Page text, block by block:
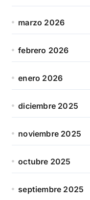
marzo 2026
febrero 2026
enero 2026
diciembre 2025
noviembre 2025
octubre 2025
septiembre 2025